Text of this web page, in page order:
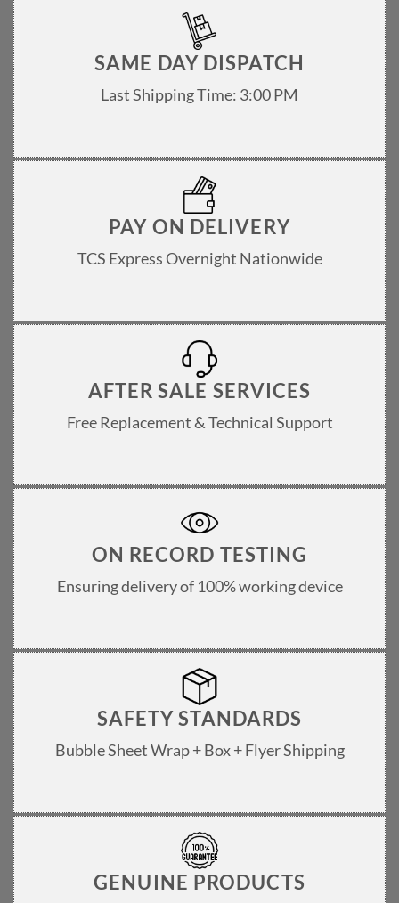
SAME DAY DISPATCH
Last Shipping Time: 3:00 PM
PAY ON DELIVERY
TCS Express Overnight Nationwide
AFTER SALE SERVICES
Free Replacement & Technical Support
ON RECORD TESTING
Ensuring delivery of 100% working device
SAFETY STANDARDS
Bubble Sheet Wrap + Box + Flyer Shipping
GENUINE PRODUCTS